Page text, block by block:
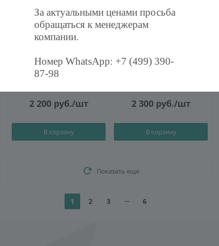
Экран Джет 850х850 мм для
потолочного кондиционера
2 200руб./шт
В корзину
Экран Джет 900х900 мм для
2 300руб./шт
В корзину
Показать еще
1 2 3 6
За актуальными ценами просьба
обращаться к менеджерам
компании.
Номер WhatsApp: +7 (499) 390-
87-98